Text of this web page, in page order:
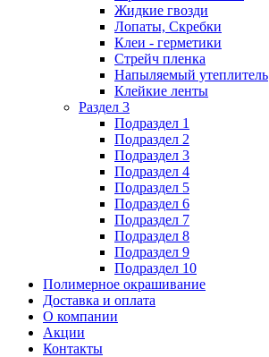
Жидкие гвозди
Лопаты, Скребки
Клеи - герметики
Стрейч пленка
Напыляемый утеплитель
Клейкие ленты
Раздел 3
Подраздел 1
Подраздел 2
Подраздел 3
Подраздел 4
Подраздел 5
Подраздел 6
Подраздел 7
Подраздел 8
Подраздел 9
Подраздел 10
Полимерное окрашивание
Доставка и оплата
О компании
Акции
Контакты